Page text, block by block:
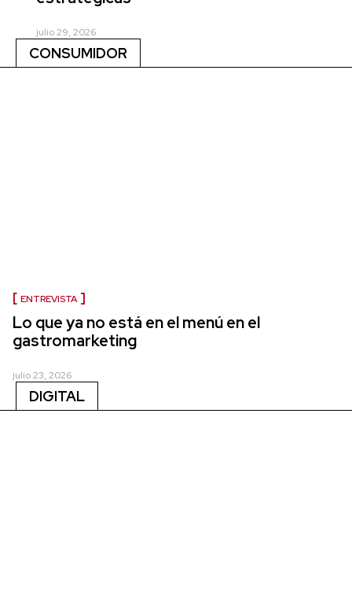
julio 29, 2026
CONSUMIDOR
ENTREVISTA
Lo que ya no está en el menú en el
gastromarketing
julio 23, 2026
DIGITAL